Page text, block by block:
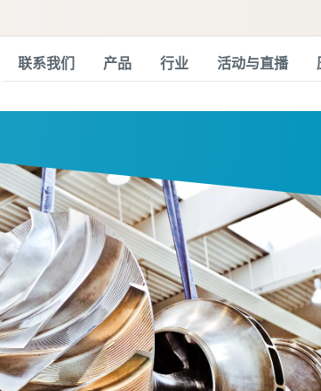
联系我们 产品 行业 活动与直播